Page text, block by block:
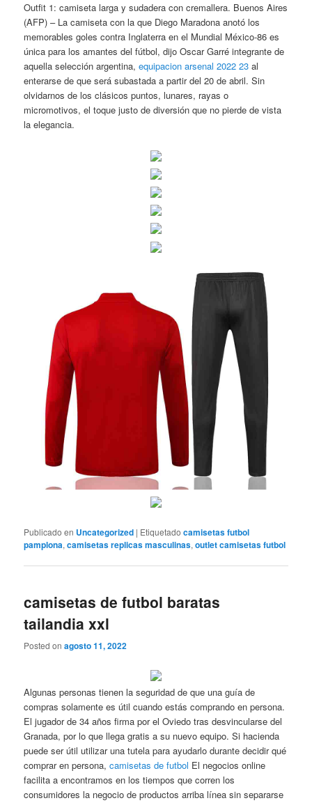
Outfit 1: camiseta larga y sudadera con cremallera. Buenos Aires
(AFP) – La camiseta con la que Diego Maradona anotó los
memorables goles contra Inglaterra en el Mundial México-86 es
única para los amantes del fútbol, dijo Oscar Garré integrante de
aquella selección argentina,equipacion arsenal 2022 23 al
enterarse de que será subastada a partir del 20 de abril. Sin
olvidarnos de los clásicos puntos, lunares, rayas o
micromotivos, el toque justo de diversión que no pierde de vista
la elegancia.
Publicado en Uncategorized | Etiquetado camisetas futbol
pamplona,camisetas replicas masculinas,outlet camisetas futbol
camisetas de futbol baratas
tailandia xxl
Posted onagosto 11, 2022
Algunas personas tienen la seguridad de que una guía de
compras solamente es útil cuando estás comprando en persona.
El jugador de 34 años firma por el Oviedo tras desvincularse del
Granada, por lo que llega gratis a su nuevo equipo. Si hacienda
puede ser útil utilizar una tutela para ayudarlo durante decidir qué
comprar en persona,camisetas de futbol El negocios online
facilita a encontramos en los tiempos que corren los
consumidores la negocio de productos arriba línea sin separarse